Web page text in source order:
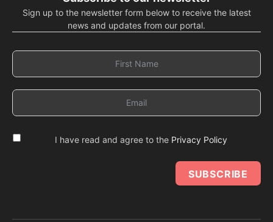
Sign up to the newsletter form below to receive the latest
news and updates from our portal.
I have read and agree to the Privacy Policy
SUBSCRIBE